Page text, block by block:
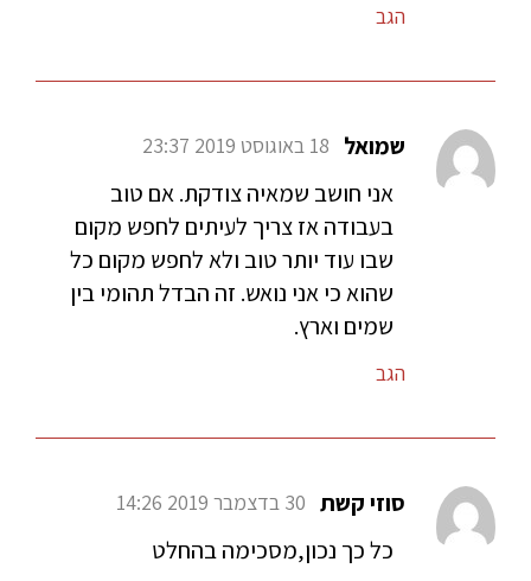
הגב
שמואל 18 באוגוסט 2019 23:37
אני חושב שמאיה צודקת. אם טוב
בעבודה אז צריך לעיתים לחפש מקום
שבו עוד יותר טוב ולא לחפש מקום כל
שהוא כי אני נואש. זה הבדל תהומי בין
שמים וארץ.
הגב
סוזי קשת 30 בדצמבר 2019 14:26
כל כך נכון,מסכימה בהחלט